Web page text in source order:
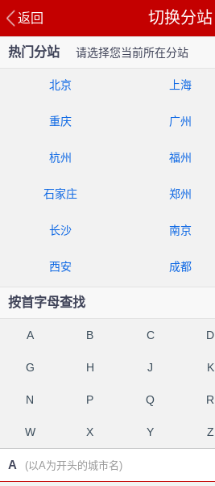
返回 切换分站
热门分站 请选择您当前所在分站
北京 上海
重庆 广州
杭州 福州
石家庄 郑州
长沙 南京
西安 成都
按首字母查找
A B C D
G H J K
N P Q R
W X Y Z
A (以A为开头的城市名)